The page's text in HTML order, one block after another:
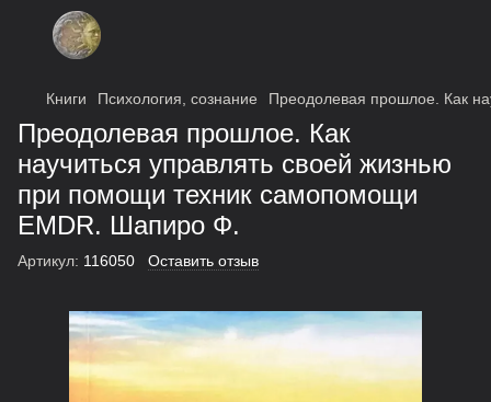
Книги Психология, сознание Преодолевая прошлое. Как
Преодолевая прошлое. Как
научиться управлять своей жизнью
при помощи техник самопомощи
EMDR. Шапиро Ф.
Артикул: 116050 Оставить отзыв